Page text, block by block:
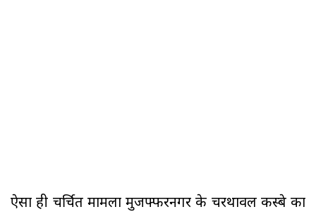
ऐसा ही चर्चित मामला मुजफ्फरनगर के चरथावल कस्बे का